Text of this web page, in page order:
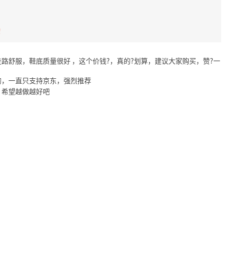
舒服，鞋底质量很好 ，这个价钱?，真的?划算，建议大家购买，赞?一
一直只支持京东，强烈推荐
望越做越好吧